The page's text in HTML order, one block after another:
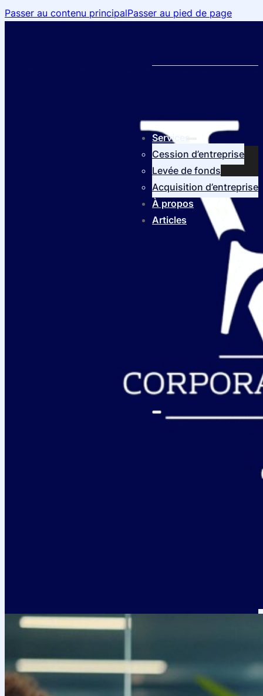
Passer au contenu principalPasser au pied de page
Services
Cession d’entreprise
Levée de fonds
Acquisition d’entreprise
À propos
Articles